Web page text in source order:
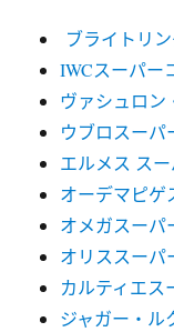
ブライトリ
IWCスーパー
ヴァシュロン
ウブロスーパ
エルメス ス
オーデマピゲ
オメガスーパ
オリススーパ
カルティエス
ジャガー・ル